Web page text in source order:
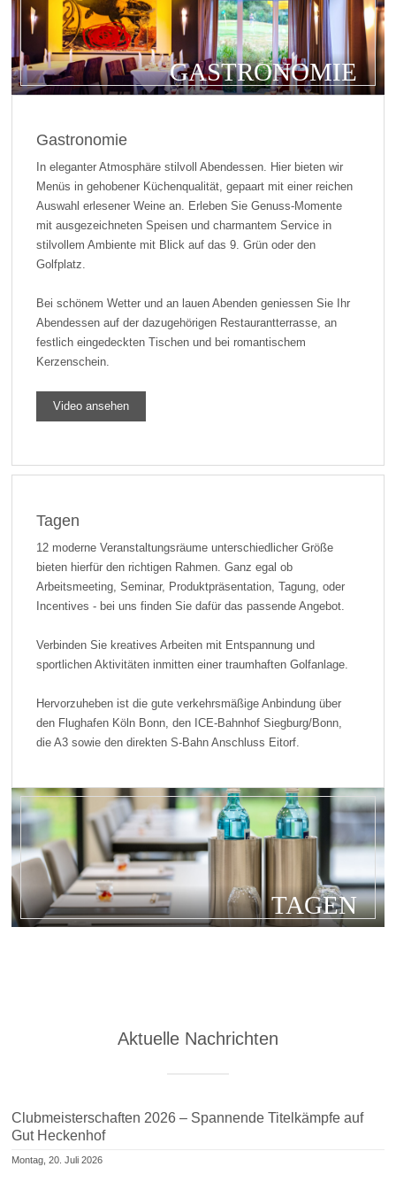
GASTRONOMIE
Gastronomie
In eleganter Atmosphäre stilvoll Abendessen. Hier bieten wir
Menüs in gehobener Küchenqualität, gepaart mit einer reichen
Auswahl erlesener Weine an. Erleben Sie Genuss-Momente
mit ausgezeichneten Speisen und charmantem Service in
stilvollem Ambiente mit Blick auf das 9. Grün oder den
Golfplatz.
Bei schönem Wetter und an lauen Abenden geniessen Sie Ihr
Abendessen auf der dazugehörigen Restaurantterrasse, an
festlich eingedeckten Tischen und bei romantischem
Kerzenschein.
Video ansehen
Tagen
12 moderne Veranstaltungsräume unterschiedlicher Größe
bieten hierfür den richtigen Rahmen. Ganz egal ob
Arbeitsmeeting, Seminar, Produktpräsentation, Tagung, oder
Incentives - bei uns finden Sie dafür das passende Angebot.
Verbinden Sie kreatives Arbeiten mit Entspannung und
sportlichen Aktivitäten inmitten einer traumhaften Golfanlage.
Hervorzuheben ist die gute verkehrsmäßige Anbindung über
den Flughafen Köln Bonn, den ICE-Bahnhof Siegburg/Bonn,
die A3 sowie den direkten S-Bahn Anschluss Eitorf.
TAGEN
Aktuelle Nachrichten
Clubmeisterschaften 2026 – Spannende Titelkämpfe auf
Gut Heckenhof
Montag, 20. Juli 2026